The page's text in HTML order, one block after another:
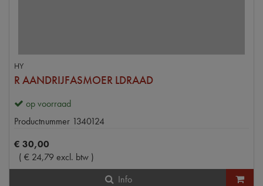
HY
R AANDRIJFASMOER LDRAAD
op voorraad
Productnummer 1340124
€ 30,00
( € 24,79 excl. btw )
Info